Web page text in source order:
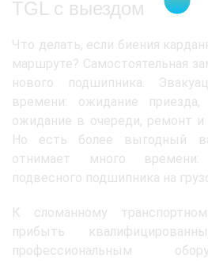
TGL с выездом
Что делать, если биения
маршруте? Самостоятельная
нового подшипника.
времени: ожидание приезда,
ожидание в очереди, ремонт
Но есть более выгодный
отнимает много
подвесного подшипника на
К сломанному
прибыть
профессиональным